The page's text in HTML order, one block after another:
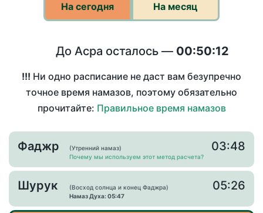
На сегодня На месяц
До Асра осталось — 00:50:12
!!! Ни одно расписание не даст вам безупречно
точное время намазов, поэтому обязательно
прочитайте: Правильное время намазов
Фаджр
(Утренний намаз)
Почему мы используем этот метод расчета?
03:48
Шурук
(Восход солнца и конец Фаджра)
Намаз Духа: 05:47
05:26